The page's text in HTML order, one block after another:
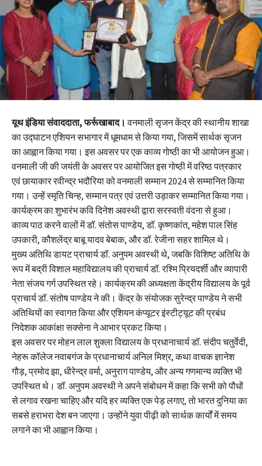
यूथ इंडिया संवाददाता,फर्रूखाबाद। वनमाली सृजन केंद्र की स्थानीय शाखा
का उद्घाटन एशियन सभागार में धूमधाम से किया गया, जिसमें सार्थक सृजन
का आह्वान किया गया। इस अवसर पर एक काव्य गोष्ठी का भी आयोजन हुआ।
वनमाली जी की जयंती के अवसर पर आयोजित इस गोष्ठी में वरिष्ठ पत्रकार
एवं छायाकार रवीन्द्र भदौरिया को वनमाली सम्मान 2024 से सम्मानित किया
गया। उन्हें स्मृति चिन्ह, सम्मान पत्र एवं उत्तरी उड़ाकर सम्मानित किया गया।
कार्यक्रम का शुभारंभ कवि दिनेश अवस्थी द्वारा सरस्वती वंदना से हुआ।
काव्य पाठ करने वालों में डॉ. संतोस पाण्डेय, डॉ. कृष्णकांत, महेश पाल सिंह
उपकारी, कौशलेंद्र बाबू यादव बेबाक, और डॉ. रेजीना सहर शामिल थे।
मुख्य अतिथि डायट प्राचार्य डॉ. अनुपम अवस्थी थे, जबकि विशिष्ट अतिथि के
रूप में बद्री विशाल महाविद्यालय की प्राचार्य डॉ. रश्मि प्रियदर्शी और व्यापारी
नेता संजय गर्ग उपस्थित रहे। कार्यक्रम की अध्यक्षता केंद्रीय विद्यालय के पूर्व
प्राचार्य डॉ. संतोष पाण्डेय ने की। केंद्र के संयोजक सुरेन्द्र पाण्डेय ने सभी
अतिथियों का स्वागत किया और एशियन कंप्यूटर इंस्टीट्यूट की प्रबंध
निदेशक आकांक्षा सक्सेना ने आभार प्रकट किया।
इस अवसर पर मोहन लाल शुक्ला विद्यालय के प्रधानाचार्य डॉ. संदीप चतुर्वेदी,
नेहरू कॉलेज नवाबगंज के प्रधानाचार्य अनिल मिश्र, कथा वाचक ज्ञानेश
गौड़, प्रमोद झा, धीरेन्द्र वर्मा, अनुराग पाण्डेय, और अन्य गणमान्य व्यक्ति भी
उपस्थित थे। डॉ. अनुपम अवस्थी ने अपने संबोधन में कहा कि सभी को पौधों
से लगाव रखना चाहिए और यदि हर व्यक्ति एक पेड़ लगाए, तो भारत दुनिया का
सबसे हराभरा देश बन जाएगा। उन्होंने युवा पीढ़ी को सार्थक कार्यों में समय
लगाने का भी आह्वान किया।